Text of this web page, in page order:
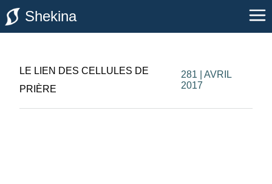
Shekina
LE LIEN DES CELLULES DE
PRIÈRE
281 | AVRIL
2017